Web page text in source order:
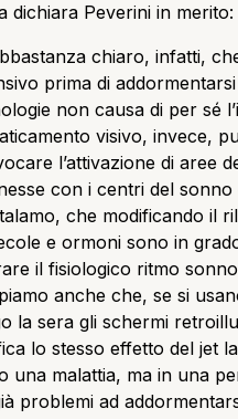
dichiara Peverini in merito:
chiaro, infatti,
prima di
non causa di per sé
visivo, invece,
l’attivazione di aree
con i centri del sonno
che modificando il
e ormoni sono in
il fisiologico ritmo
anche che, se si
la sera gli schermi
lo stesso effetto del jet
una malattia, ma in una
problemi ad